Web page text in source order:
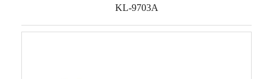
KL-9703A